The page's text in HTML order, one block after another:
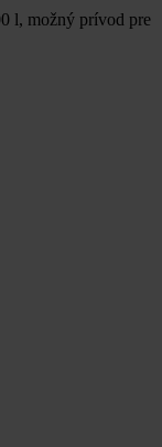
l, možný prívod pre